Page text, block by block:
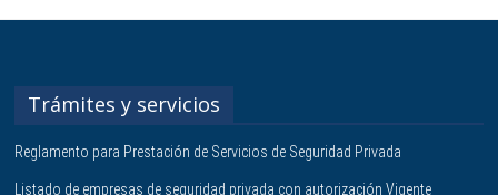
Trámites y servicios
Reglamento para Prestación de Servicios de Seguridad Privada
Listado de empresas de seguridad privada con autorización Vigente